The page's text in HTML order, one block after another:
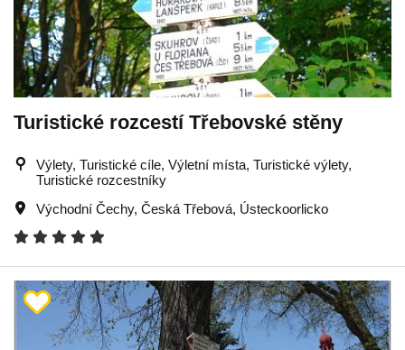
Turistické rozcestí Třebovské stěny
Výlety, Turistické cíle, Výletní místa, Turistické výlety,
Turistické rozcestníky
Východní Čechy, Česká Třebová, Ústeckoorlicko